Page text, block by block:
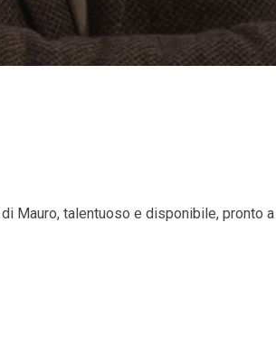
talentuoso e disponibile, pronto